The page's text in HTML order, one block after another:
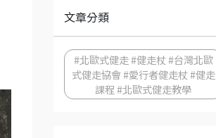
文章分類
#北歐式健走 #健走杖 #台灣北歐
式健走協會 #愛行者健走杖 #健走
課程 #北歐式健走教學